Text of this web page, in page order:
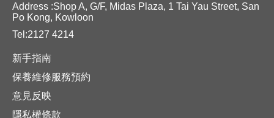
Address :Shop A, G/F, Midas Plaza, 1 Tai Yau Street, San
Po Kong, Kowloon
Tel:2127 4214
新手指南
保養維修服務預約
意見反映
隱私權條款